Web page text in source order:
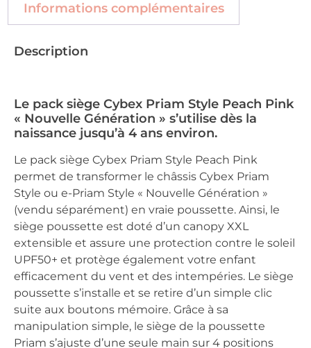
Informations complémentaires
Description
Le pack siège Cybex Priam Style Peach Pink
« Nouvelle Génération » s’utilise dès la
naissance jusqu’à 4 ans environ.
Le pack siège Cybex Priam Style Peach Pink
permet de transformer le châssis Cybex Priam
Style ou e-Priam Style « Nouvelle Génération »
(vendu séparément) en vraie poussette. Ainsi, le
siège poussette est doté d’un canopy XXL
extensible et assure une protection contre le soleil
UPF50+ et protège également votre enfant
efficacement du vent et des intempéries. Le siège
poussette s’installe et se retire d’un simple clic
suite aux boutons mémoire. Grâce à sa
manipulation simple, le siège de la poussette
Priam s’ajuste d’une seule main sur 4 positions